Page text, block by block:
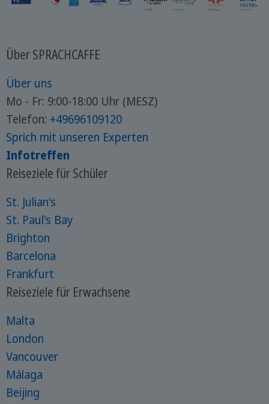
Über SPRACHCAFFE
Über uns
Mo - Fr: 9:00-18:00 Uhr (MESZ)
Telefon: +49696109120
Sprich mit unseren Experten
Infotreffen
Reiseziele für Schüler
St. Julian's
St. Paul's Bay
Brighton
Barcelona
Frankfurt
Reiseziele für Erwachsene
Malta
London
Vancouver
Málaga
Beijing